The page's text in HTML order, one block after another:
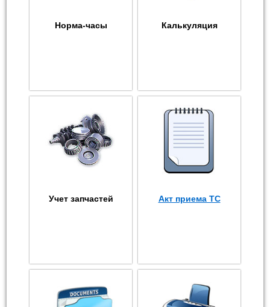
Норма-часы Калькуляция
Учет запчастей Акт приема ТС